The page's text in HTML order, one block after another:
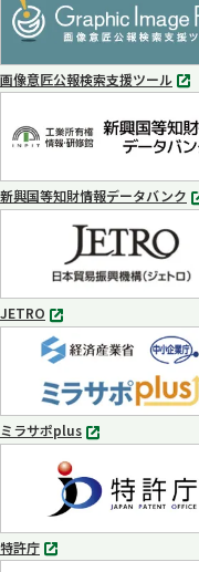
で
開
く
画像意匠公報検索支援ツール
別
ブ
で
く
新興国等知財情報データバンク
別
開
く
JETRO
別
タ
ブ
で
開
く
ミラサポplus
別
ブ
で
開
く
特許庁
別